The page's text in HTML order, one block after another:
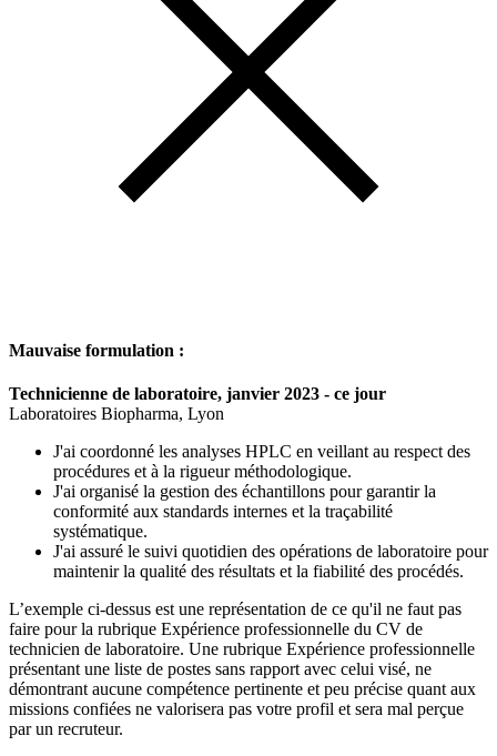
Mauvaise formulation :
Technicienne de laboratoire, janvier 2023 - ce jour
Laboratoires Biopharma, Lyon
J'ai coordonné les analyses HPLC en veillant au respect des
procédures et à la rigueur méthodologique.
J'ai organisé la gestion des échantillons pour garantir la
conformité aux standards internes et la traçabilité
systématique.
J'ai assuré le suivi quotidien des opérations de laboratoire pour
maintenir la qualité des résultats et la fiabilité des procédés.
L’exemple ci-dessus est une représentation de ce qu'il ne faut pas
faire pour la rubrique Expérience professionnelle du CV de
technicien de laboratoire. Une rubrique Expérience professionnelle
présentant une liste de postes sans rapport avec celui visé, ne
démontrant aucune compétence pertinente et peu précise quant aux
missions confiées ne valorisera pas votre profil et sera mal perçue
par un recruteur.